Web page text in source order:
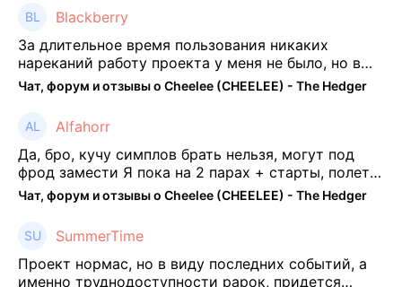
Blackberry
За длительное время пользования никаких
нареканий работу проекта у меня не было, но в
последнее несколько месяцев как то его
подзабросил (было много изменений, решил отси
Чат, форум и отзывы о Cheelee (CHEELEE) - The Hedger
Alfahorr
Да, бро, кучу симплов брать нельзя, могут под
фрод замести Я пока на 2 парах + старты, полет
нормальный🤓👌🏻
Чат, форум и отзывы о Cheelee (CHEELEE) - The Hedger
SummerTime
Проект нормас, но в виду последних событий, а
именно труднодоступности рарок, придется